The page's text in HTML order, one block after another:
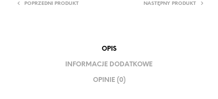
POPRZEDNI PRODUKT NASTĘPNY PRODUKT
OPIS
INFORMACJE DODATKOWE
OPINIE (0)